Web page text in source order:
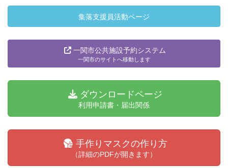
集落支援員活動ページ
一関市公共施設予約システム
一関市のサイトへ移動します
ダウンロードページ
利用申請書・届出関係
手作りマスクの作り方
（詳細のPDFが開きます）